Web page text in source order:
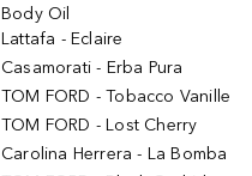
Body Oil
Lattafa - Eclaire
Casamorati - Erba Pura
TOM FORD - Tobacco Vanille
TOM FORD - Lost Cherry
Carolina Herrera - La Bomba